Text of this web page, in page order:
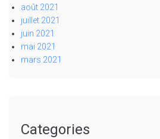
août 2021
juillet 2021
juin 2021
mai 2021
mars 2021
Categories